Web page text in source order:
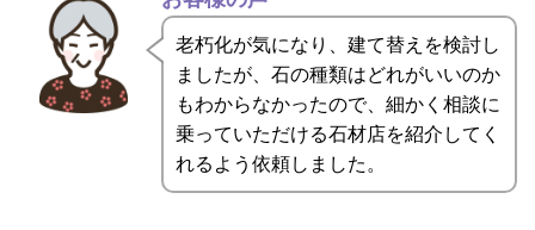
老朽化が気になり、建て替えを検討し
ましたが、石の種類はどれがいいのか
もわからなかったので、細かく相談に
乗っていただける石材店を紹介してく
れるよう依頼しました。